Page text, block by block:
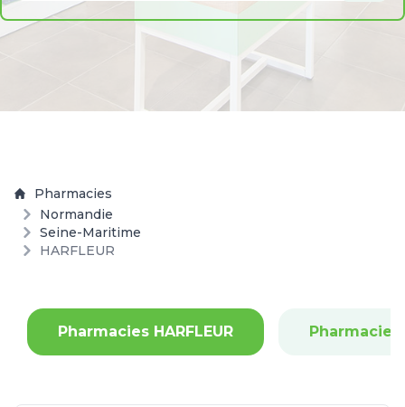
Pharmacies
Normandie
Seine-Maritime
HARFLEUR
Pharmacies HARFLEUR Pharmacies